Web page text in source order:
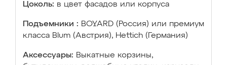
Цоколь: в цвет фасадов или корпуса
Подъемники : BOYARD (Россия) или премиум
класса Blum (Австрия), Hettich (Германия)
Аксессуары: Выкатные корзины,